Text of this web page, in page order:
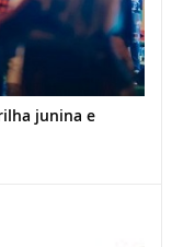
junina e